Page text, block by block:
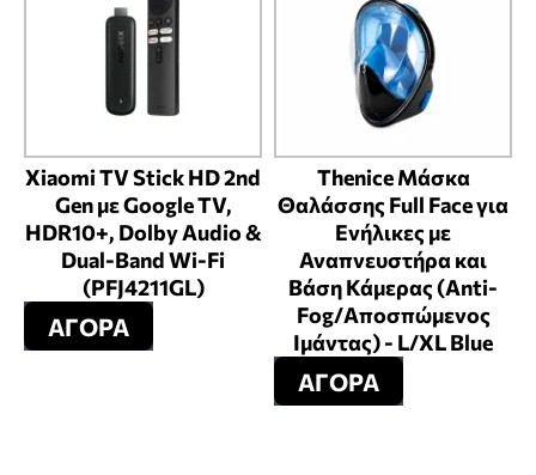
Xiaomi TV Stick HD 2nd
Gen με Google TV,
HDR10+, Dolby Audio &
Dual-Band Wi-Fi
(PFJ4211GL)
ΑΓΟΡΆ
Thenice Μάσκα
Θαλάσσης Full Face για
Ενήλικες με
Αναπνευστήρα και
Βάση Κάμερας (Anti-
Fog/Αποσπώμενος
Ιμάντας) - L/XL Blue
ΑΓΟΡΆ